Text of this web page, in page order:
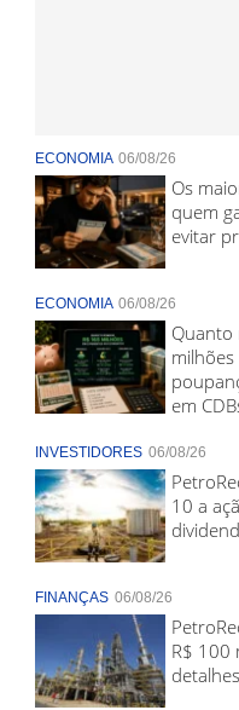
ECONOMIA 06/08/26
Os
quem
evitar
ECONOMIA 06/08/26
Quanto
milhões
em
INVESTIDORES 06/08/26
10 a
FINANÇAS 06/08/26
R$ 100